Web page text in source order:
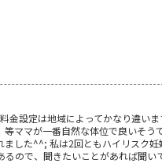
設定は地域によってかなり違いま
ママが一番自然な体位で良いそう
した^^; 私は2回ともハイリスク妊
ので、聞きたいことがあれば聞い